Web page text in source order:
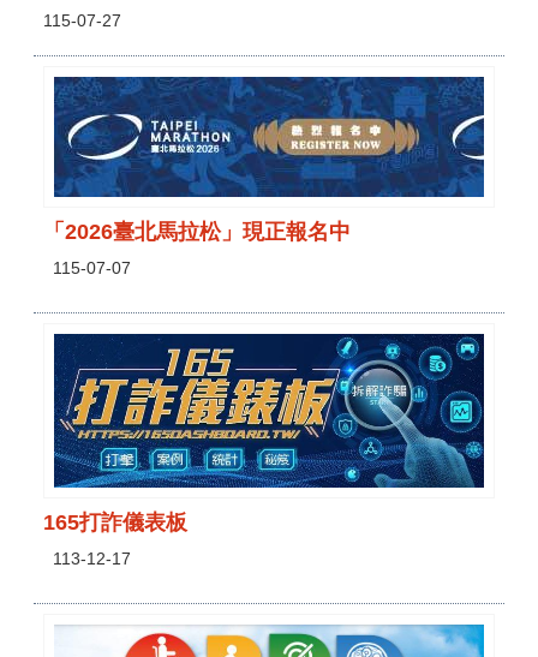
115-07-27
「2026臺北馬拉松」現正報名中
115-07-07
165打詐儀表板
113-12-17